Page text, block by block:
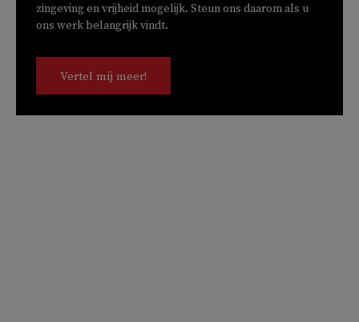
zingeving en vrijheid mogelijk. Steun ons daarom als u
ons werk belangrijk vindt.
Vertel mij meer!